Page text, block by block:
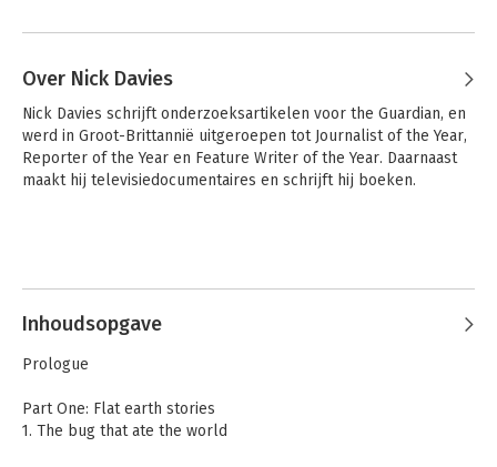
Over Nick Davies
Nick Davies schrijft onderzoeksartikelen voor the Guardian, en
werd in Groot-Brittannië uitgeroepen tot Journalist of the Year,
Reporter of the Year en Feature Writer of the Year. Daarnaast
maakt hij televisiedocumentaires en schrijft hij boeken.
Inhoudsopgave
Prologue
Part One: Flat earth stories
1. The bug that ate the world